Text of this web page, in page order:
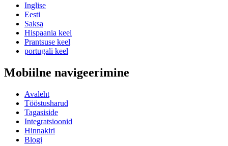
Inglise
Eesti
Saksa
Hispaania keel
Prantsuse keel
portugali keel
Mobiilne navigeerimine
Avaleht
Tööstusharud
Tagasiside
Integratsioonid
Hinnakiri
Blogi